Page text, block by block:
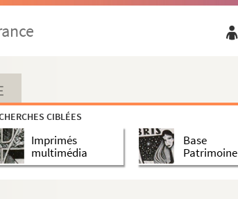
CIBLÉES
Imprimés
multimédia
Base
Patrimoine